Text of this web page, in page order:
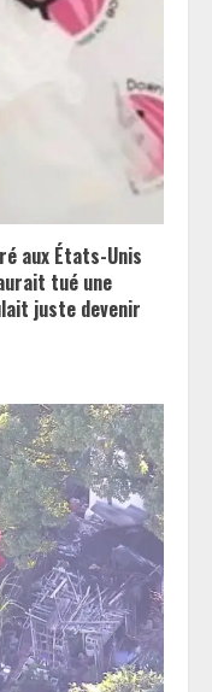
aux États-Unis
tué une
juste devenir